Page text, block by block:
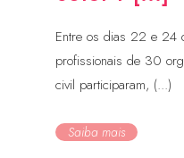
Entre os dias 22 e 24
profissionais de 30
civil participaram, (...)
Saiba mais